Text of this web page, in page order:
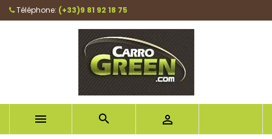
Téléphone: (+33)9 81 92 18 75
  